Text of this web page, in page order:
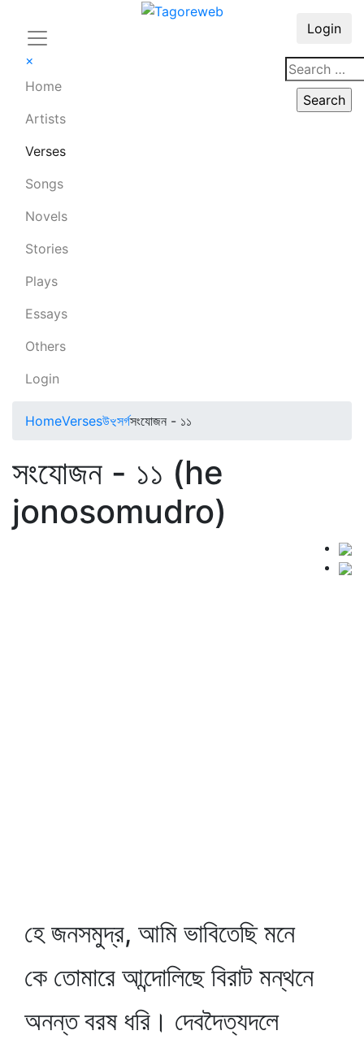
×
Home
Artists
Verses
Songs
Novels
Stories
Plays
Essays
Others
Login
Login
HomeVersesউৼসর্গসংযোজন - ১১
সংযোজন - ১১ (he
jonosomudro)
হে জনসমুদ্র, আমি ভাবিতেছি মনে
কে তোমারে আন্দোলিছে বিরাট মন্থনে
অনন্ত বরষ ধরি। দেবদৈত্যদলে